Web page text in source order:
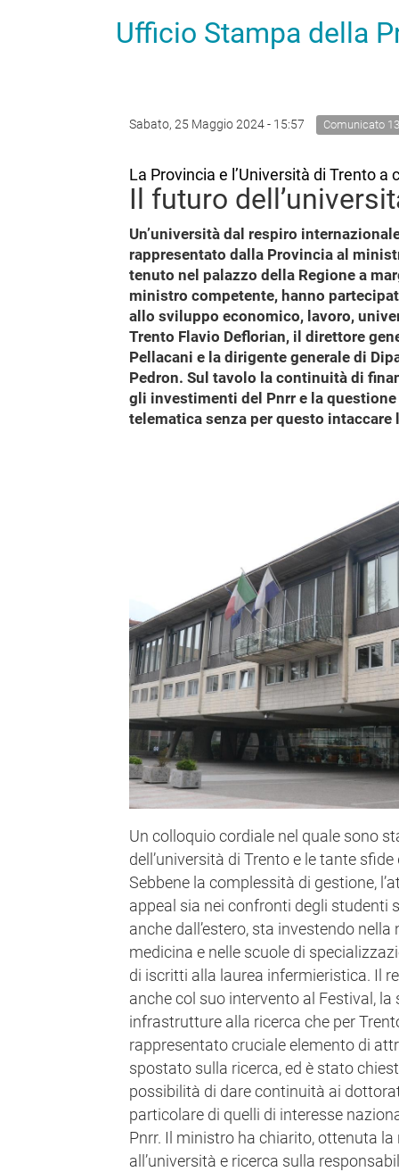
Ufficio Stampa della
Sabato, 25 Maggio 2024 - 15:57 Comunicato
La Provincia e l’Università di Trento
Il futuro
Un’università dal respiro
rappresentato dalla Provincia al
tenuto nel palazzo della Regione a
ministro competente, hanno
allo sviluppo economico, lavoro,
Trento Flavio Deflorian, il direttore
Pellacani e la dirigente generale di
Pedron. Sul tavolo la continuità di
gli investimenti del Pnrr e la
telematica senza per questo
Un colloquio cordiale nel quale sono
dell’università di Trento e le tante
Sebbene la complessità di gestione,
appeal sia nei confronti degli studenti
anche dall’estero, sta investendo
medicina e nelle scuole di
di iscritti alla laurea infermieristica. Il
anche col suo intervento al Festival,
infrastrutture alla ricerca che per
rappresentato cruciale elemento di
spostato sulla ricerca, ed è stato
possibilità di dare continuità ai
particolare di quelli di interesse
Pnrr. Il ministro ha chiarito, ottenuta la
all’università e ricerca sulla